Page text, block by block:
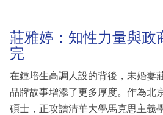
莊雅婷：知性力量與政
完
在鍾培生高調人設的背後，未婚妻
品牌故事增添了更多厚度。作為北
碩士，正攻讀清華大學馬克思主義